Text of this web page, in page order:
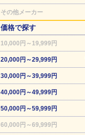
その他メーカー
価格で探す
10,000円～19,999円
20,000円～29,999円
30,000円～39,999円
40,000円～49,999円
50,000円～59,999円
60,000円～69,999円